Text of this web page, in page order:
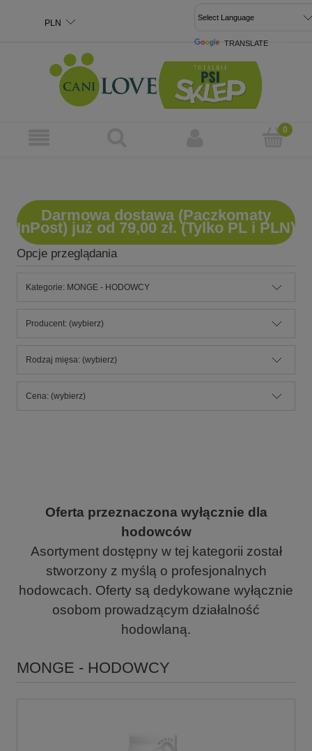
TRANSLATE
Darmowa dostawa (Paczkomaty
InPost) już od 79,00 zł. (Tylko PL i PLN)
Opcje przeglądania
Kategorie: MONGE - HODOWCY
Producent: (wybierz)
Rodzaj mięsa: (wybierz)
Cena: (wybierz)
Oferta przeznaczona wyłącznie dla
hodowców
Asortyment dostępny w tej kategorii został
stworzony z myślą o profesjonalnych
hodowcach. Oferty są dedykowane wyłącznie
osobom prowadzącym działalność
hodowlaną.
MONGE - HODOWCY